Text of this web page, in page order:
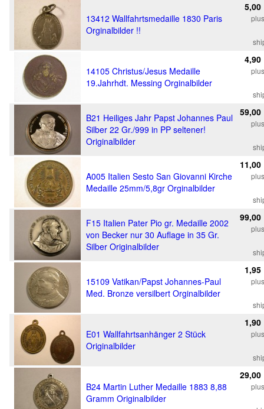
13412 Wallfahrtsmedaille 1830 Paris
Orginalbilder !!
5,00
14105 Christus/Jesus Medaille
19.Jahrhdt. Messing Orginalbilder
4,90
B21 Heiliges Jahr Papst Johannes Paul
Silber 22 Gr./999 in PP seltener!
Originalbilder
59,00
A005 Italien Sesto San Giovanni Kirche
Medaille 25mm/5,8gr Orginalbilder
11,00
F15 Italien Pater Pio gr. Medaille 2002
von Becker nur 30 Auflage in 35 Gr.
Silber Originalbilder
99,00
15109 Vatikan/Papst Johannes-Paul
Med. Bronze versilbert Orginalbilder
1,95
E01 Wallfahrtsanhänger 2 Stück
Originalbilder
1,90
B24 Martin Luther Medaille 1883 8,88
Gramm Originalbilder
29,00